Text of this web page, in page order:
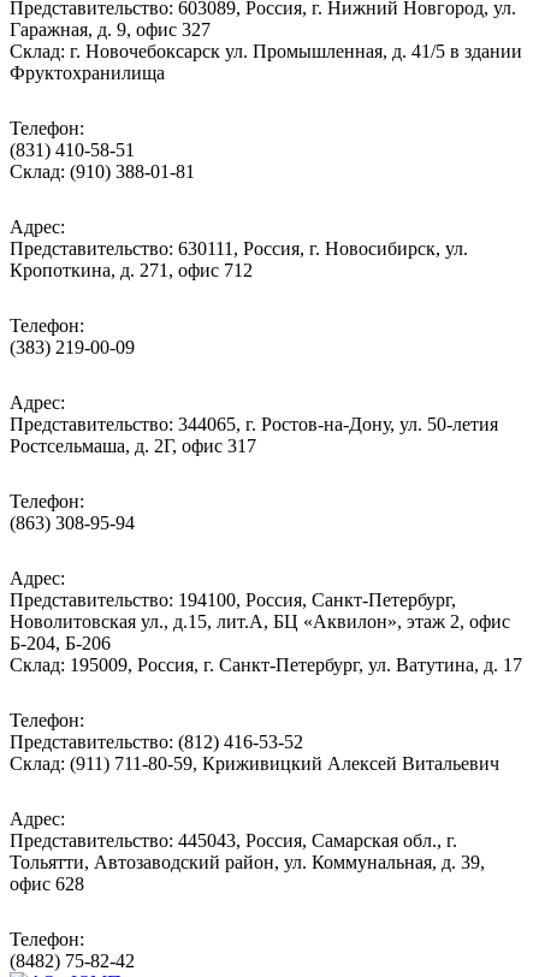
Представительство: 603089, Россия, г. Нижний Новгород, ул.
Гаражная, д. 9, офис 327
Склад: г. Новочебоксарск ул. Промышленная, д. 41/5 в здании
Фруктохранилища
Телефон:
(831) 410-58-51
Склад: (910) 388-01-81
Адрес:
Представительство: 630111, Россия, г. Новосибирск, ул.
Кропоткина, д. 271, офис 712
Телефон:
(383) 219-00-09
Адрес:
Представительство: 344065, г. Ростов-на-Дону, ул. 50-летия
Ростсельмаша, д. 2Г, офис 317
Телефон:
(863) 308-95-94
Адрес:
Представительство: 194100, Россия, Санкт-Петербург,
Новолитовская ул., д.15, лит.А, БЦ «Аквилон», этаж 2, офис
Б-204, Б-206
Склад: 195009, Россия, г. Санкт-Петербург, ул. Ватутина, д. 17
Телефон:
Представительство: (812) 416-53-52
Склад: (911) 711-80-59, Криживицкий Алексей Витальевич
Адрес:
Представительство: 445043, Россия, Самарская обл., г.
Тольятти, Автозаводский район, ул. Коммунальная, д. 39,
офис 628
Телефон:
(8482) 75-82-42